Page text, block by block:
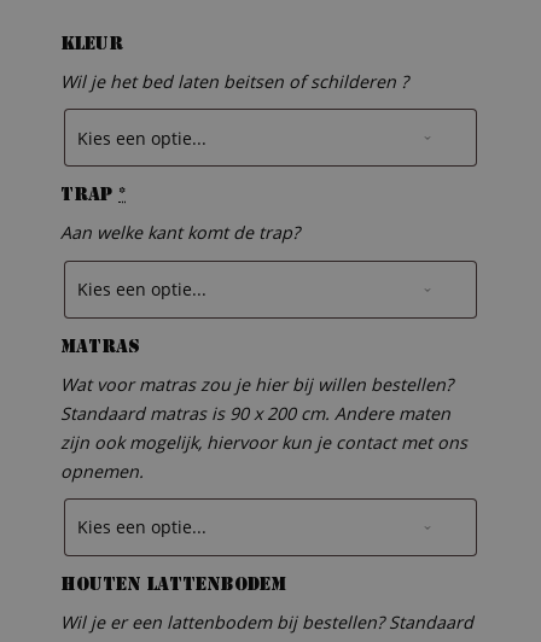
Kleur
Wil je het bed laten beitsen of schilderen ?
Trap *
Aan welke kant komt de trap?
Matras
Wat voor matras zou je hier bij willen bestellen?
Standaard matras is 90 x 200 cm. Andere maten
zijn ook mogelijk, hiervoor kun je contact met ons
opnemen.
Houten lattenbodem
Wil je er een lattenbodem bij bestellen? Standaard